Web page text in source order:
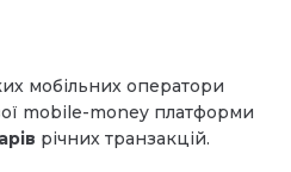
мобільних оператори
mobile-money платформи
річних транзакцій.